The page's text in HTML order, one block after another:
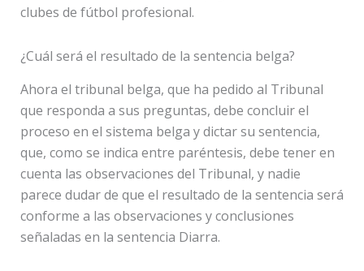
clubes de fútbol profesional.
¿Cuál será el resultado de la sentencia belga?
Ahora el tribunal belga, que ha pedido al Tribunal
que responda a sus preguntas, debe concluir el
proceso en el sistema belga y dictar su sentencia,
que, como se indica entre paréntesis, debe tener en
cuenta las observaciones del Tribunal, y nadie
parece dudar de que el resultado de la sentencia será
conforme a las observaciones y conclusiones
señaladas en la sentencia Diarra.